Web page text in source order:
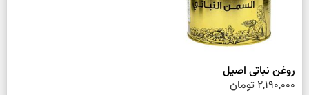
روغن نباتی اصیل
2,190,000 تومان